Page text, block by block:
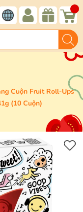
Cuộn Fruit Roll-Ups
(10 Cuộn)